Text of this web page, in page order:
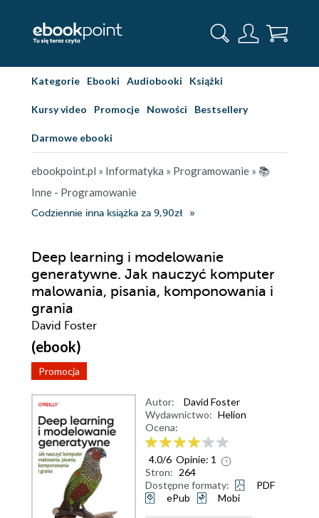
Kategorie Ebooki Audiobooki Książki
Kursy video Promocje Nowości Bestsellery
Darmowe ebooki
ebookpoint.pl » Informatyka » Programowanie » 📚
Inne - Programowanie
Codziennie inna książka za 9,90zł
Deep learning i modelowanie
generatywne. Jak nauczyć komputer
malowania, pisania, komponowania i
grania
David Foster
(ebook)
Promocja
Autor:
David Foster
Wydawnictwo: Helion
Ocena:
4.0/6 Opinie: 1
Stron: 264
Dostępne formaty:
PDF
ePub
Mobi